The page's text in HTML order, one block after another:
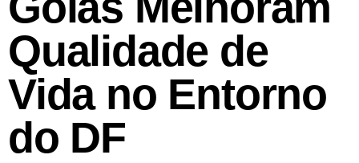
Qualidade de
Vida no Entorno
do DF